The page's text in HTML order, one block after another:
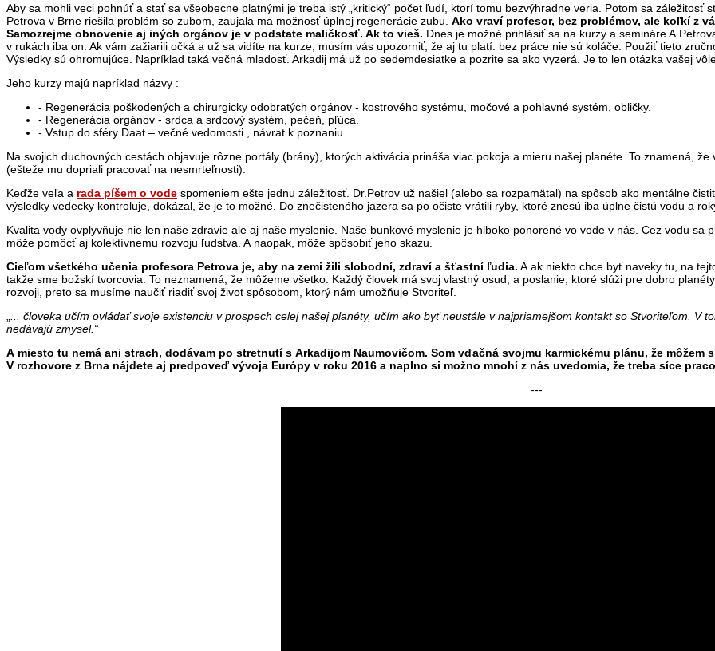
Aby sa mohli veci pohnúť a stať sa všeobecne platnými je treba istý „kritický“ počet ľudí, ktorí tomu bezvýhradne veria. Potom sa
Petrova v Brne riešila problém so zubom, zaujala ma možnosť úplnej regenerácie zubu. Ako vraví profesor, bez problémov, ale koľkí z
Samozrejme obnovenie aj iných orgánov je v podstate maličkosť. Ak to vieš. Dnes je možné prihlásiť sa na kurzy a semináre
v rukách iba on. Ak vám zažiarili očká a už sa vidíte na kurze, musím vás upozorniť, že aj tu platí: bez práce nie sú koláče. Použiť tieto
Výsledky sú ohromujúce. Napríklad taká večná mladosť. Arkadij má už po sedemdesiatke a pozrite sa ako vyzerá. Je to len otázka vašej
Jeho kurzy majú napríklad názvy :
- Regenerácia poškodených a chirurgicky odobratých orgánov - kostrového systému, močové a pohlavné systém, obličky.
- Regenerácia orgánov - srdca a srdcový systém, pečeň, pľúca.
- Vstup do sféry Daat – večné vedomosti , návrat k poznaniu.
Na svojich duchovných cestách objavuje rôzne portály (brány), ktorých aktivácia prináša viac pokoja a mieru našej planéte. To znamená,
(ešteže mu dopriali pracovať na nesmrteľnosti).
Keďže veľa a rada píšem o vode spomeniem ešte jednu záležitosť. Dr.Petrov už našiel (alebo sa rozpamätal) na spôsob ako mentálne
výsledky vedecky kontroluje, dokázal, že je to možné. Do znečisteného jazera sa po očiste vrátili ryby, ktoré znesú iba úplne čistú vodu a
Kvalita vody ovplyvňuje nie len naše zdravie ale aj naše myslenie. Naše bunkové myslenie je hlboko ponorené vo vode v nás. Cez vodu sa
môže pomôcť aj kolektívnemu rozvoju ľudstva. A naopak, môže spôsobiť jeho skazu.
Cieľom všetkého učenia profesora Petrova je, aby na zemi žili slobodní, zdraví a šťastní ľudia. A ak niekto chce byť naveky tu, na
takže sme božskí tvorcovia. To neznamená, že môžeme všetko. Každý človek má svoj vlastný osud, a poslanie, ktoré slúži pre dobro
rozvoji, preto sa musíme naučiť riadiť svoj život spôsobom, ktorý nám umožňuje Stvoriteľ.
... človeka učím ovládať svoje existenciu v prospech celej našej planéty, učím ako byť neustále v najpriamejšom kontakt so Stvoriteľom. V
nedávajú zmysel.“
A miesto tu nemá ani strach, dodávam po stretnutí s Arkadijom Naumovičom. Som vďačná svojmu karmickému plánu, že
V rozhovore z Brna nájdete aj predpoveď vývoja Európy v roku 2016 a naplno si možno mnohí z nás uvedomia, že treba síce
---